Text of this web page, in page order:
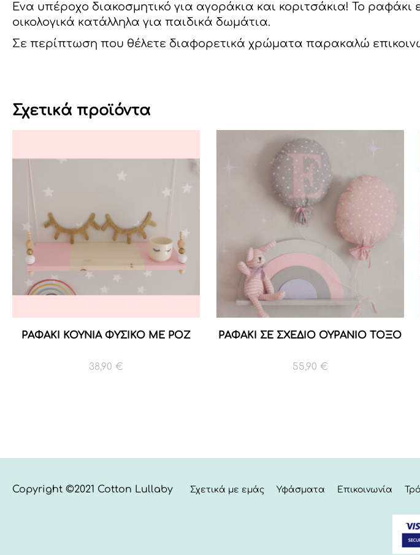
Eνα υπέροχο διακοσμητικό για αγοράκια και κοριτσάκια! Το
οικολογικά κατάλληλα για παιδικά δωμάτια.
Σε περίπτωση που θέλετε διαφορετικά χρώματα παρακαλώ
Σχετικά προϊόντα
ΡΑΦΑΚΙ ΚΟΥΝΙΑ ΦΥΣΙΚΟ ΜΕ ΡΟΖ
38,90 €
ΡΑΦΑΚΙ ΣΕ ΣΧΕΔΙΟ ΟΥΡΑΝΙΟ ΤΟΞΟ
55,90 €
Copyright ©2021 Cotton Lullaby Σχετικά με εμάς Υφάσματα Επικοινωνία